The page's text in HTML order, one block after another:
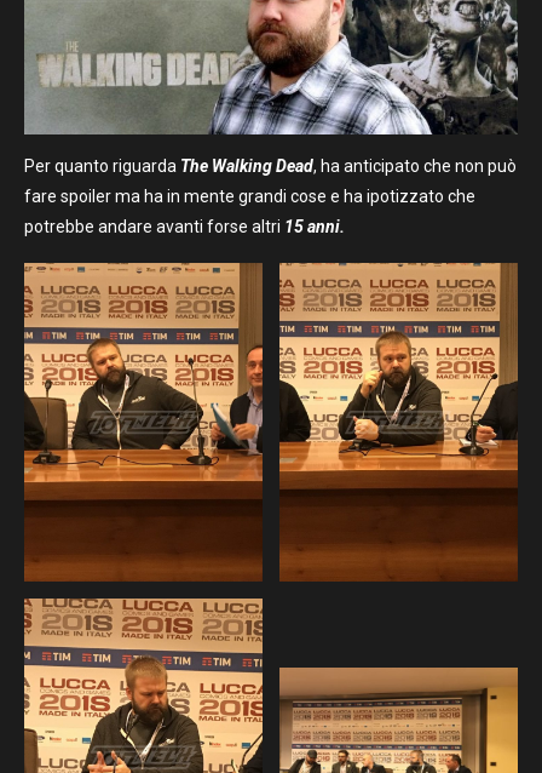
Per quanto riguarda The Walking Dead, ha anticipato che non può
fare spoiler ma ha in mente grandi cose e ha ipotizzato che
potrebbe andare avanti forse altri 15 anni.